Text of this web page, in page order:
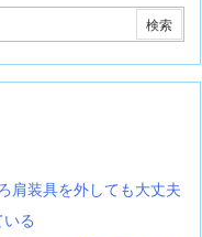
肩装具を外しても大丈夫
る